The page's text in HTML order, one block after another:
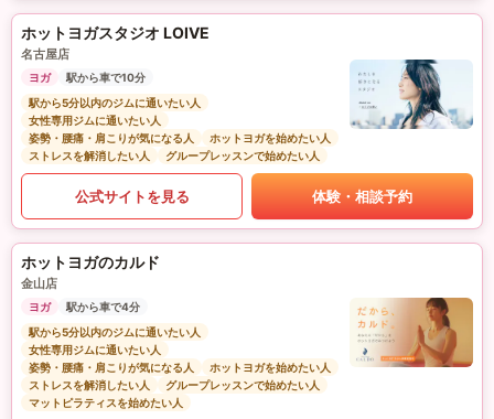
ホットヨガスタジオ LOIVE
名古屋店
ヨガ
駅から車で10分
駅から5分以内のジムに通いたい人
女性専用ジムに通いたい人
姿勢・腰痛・肩こりが気になる人
ホットヨガを始めたい人
ストレスを解消したい人
グループレッスンで始めたい人
公式サイトを見る 体験・相談予約
ホットヨガのカルド
金山店
ヨガ
駅から車で4分
駅から5分以内のジムに通いたい人
女性専用ジムに通いたい人
姿勢・腰痛・肩こりが気になる人
ホットヨガを始めたい人
ストレスを解消したい人
グループレッスンで始めたい人
マットピラティスを始めたい人